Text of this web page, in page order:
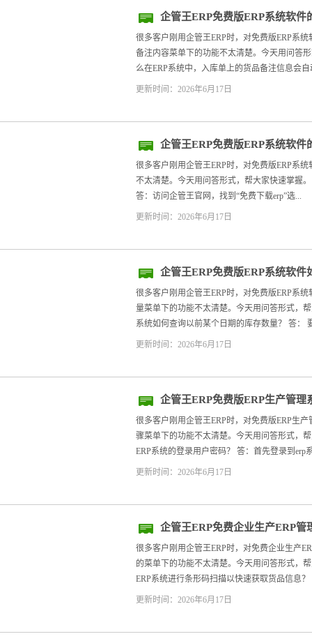
企管王ERP免费版ERP系统软
里的备注内容
很多客户刚用企管王ERP时，对免费版ERP系
备注内容菜单下的功能不太清楚。今天用问答
么在ERP系统中，入库单上的货品备注信息会
更新时间：2026年6月17日
企管王ERP免费版ERP系统软件
很多客户刚用企管王ERP时，对免费版ERP系
不太清楚。今天用问答形式，帮大家快速掌握
答：访问企管王官网，找到“免费下载erp”选...
更新时间：2026年6月17日
企管王ERP免费版ERP系统软
存数量
很多客户刚用企管王ERP时，对免费版ERP系
量菜单下的功能不太清楚。今天用问答形式，
系统如何查询以前某个日期的库存数量？ 答：
更新时间：2026年6月17日
企管王ERP免费版ERP生产管
改步骤
很多客户刚用企管王ERP时，对免费版ERP生
骤菜单下的功能不太清楚。今天用问答形式，
ERP系统的登录用户密码？ 答：首先登录到erp
更新时间：2026年6月17日
企管王ERP免费企业生产ERP
生成的
很多客户刚用企管王ERP时，对免费企业生产
的菜单下的功能不太清楚。今天用问答形式，
ERP系统进行条形码扫描以快速获取货品信息
更新时间：2026年6月17日